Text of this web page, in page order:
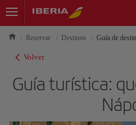
Reservar Destinos Guía de
Volver
Guía turística: